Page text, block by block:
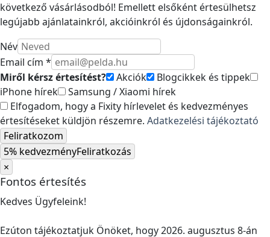
következő vásárlásodból! Emellett elsőként értesülhetsz
legújabb ajánlatainkról, akcióinkról és újdonságainkról.
Név
Email cím *
Miről kérsz értesítést?
Akciók
Blogcikkek és tippek
iPhone hírek
Samsung / Xiaomi hírek
Elfogadom, hogy a Fixity hírlevelet és kedvezményes
értesítéseket küldjön részemre. Adatkezelési tájékoztató
Feliratkozom
5% kedvezményFeliratkozás
×
Fontos értesítés
Kedves Ügyfeleink!
Ezúton tájékoztatjuk Önöket, hogy 2026. augusztus 8-án